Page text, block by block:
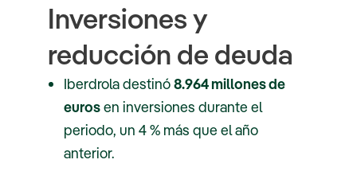
Inversiones y
reducción de deuda
Iberdrola destinó8.964 millones de
eurosen inversiones durante el
periodo, un 4 % más que el año
anterior.